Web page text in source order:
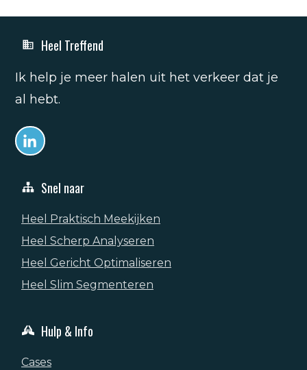
Heel Treffend
Ik help je meer halen uit het verkeer dat je
al hebt.
Snel naar
Heel Praktisch Meekijken
Heel Scherp Analyseren
Heel Gericht Optimaliseren
Heel Slim Segmenteren
Hulp & Info
Cases